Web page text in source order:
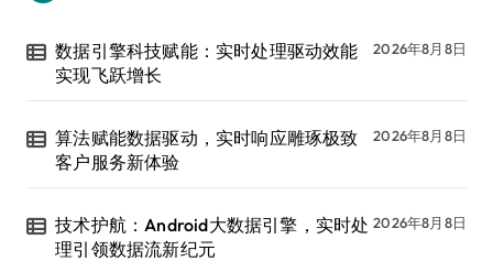
数据引擎科技赋能：实时处理驱动效能
实现飞跃增长
2026年8月8日
算法赋能数据驱动，实时响应雕琢极致
客户服务新体验
2026年8月8日
技术护航：Android大数据引擎，实时处
理引领数据流新纪元
2026年8月8日